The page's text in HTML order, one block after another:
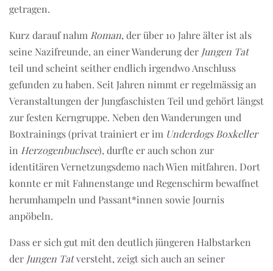
getragen.
Kurz darauf nahm Roman, der über 10 Jahre älter ist als
seine Nazifreunde, an einer Wanderung der Jungen Tat
teil und scheint seither endlich irgendwo Anschluss
gefunden zu haben. Seit Jahren nimmt er regelmässig an
Veranstaltungen der Jungfaschisten Teil und gehört längst
zur festen Kerngruppe. Neben den Wanderungen und
Boxtrainings (privat trainiert er im Underdogs Boxkeller
in Herzogenbuchsee), durfte er auch schon zur
identitären Vernetzungsdemo nach Wien mitfahren. Dort
konnte er mit Fahnenstange und Regenschirm bewaffnet
herumhampeln und Passant*innen sowie Journis
anpöbeln.
Dass er sich gut mit den deutlich jüngeren Halbstarken
der Jungen Tatversteht, zeigt sich auch an seiner